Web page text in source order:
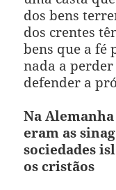
dos bens
dos crentes
bens que a fé
nada a
defender a
Na
eram as
sociedades
os cristãos